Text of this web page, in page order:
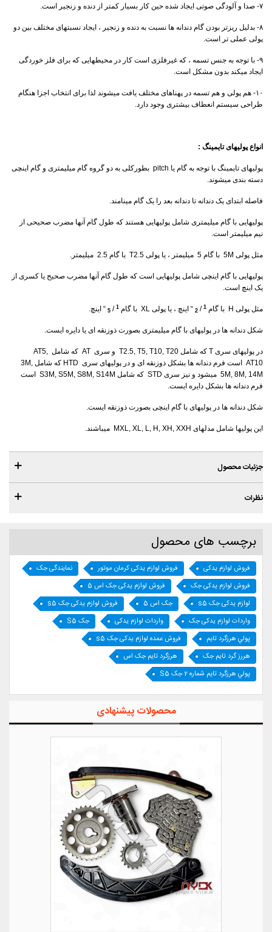
۷- صدا و آلودگی صوتی ایجاد شده حین کار بسیار کمتر از دنده و زنجیر است.
۸- بدلیل ریزتر بودن گام دندانه ها نسبت به دنده و زنجیر ، ایجاد نسبتهای مختلف بین دو
پولی عملی تر است.
۹- با توجه به جنس تسمه ، که غیرفلزی است کار در محیطهایی که برای فلز خوردگی
ایجاد میکند بدون مشکل است.
۱۰- هم پولی و هم تسمه در پهناهای مختلف یافت میشوند لذا برای انتخاب اجزا هنگام
طراحی سیستم انعطاف بیشتری وجود دارد.
انواع پولیهای تایمینگ :
پولیهای تایمینگ با توجه به گام یا pitch بطورکلی به دو گروه گام میلیمتری و گام اینچی
دسته بندی میشوند.
فاصله ابتدای یک دندانه تا دندانه بعد را یک گام مینامند.
پولیهایی با گام میلیمتری شامل پولیهایی هستند که طول گام آنها مضرب صحیحی از
نیم میلیمتر است.
مثل پولی 5M با گام 5 میلیمتر ، یا پولی T2.5 با گام 2.5 میلیمتر.
پولیهایی با گام اینچی شامل پولیهایی است که طول گام آنها مضرب صحیح یا کسری از
یک اینچ است.
مثل پولی H با گام 1
/
2 “ اینچ ، یا پولی XL با گام 1
/
5 “ اینچ.
شکل دندانه ها در پولیهای با گام میلیمتری بصورت ذوزنقه ای یا دایره ایست.
در پولیهای سری T که شامل T2.5, T5, T10, T20 و سری AT که شامل AT5,
AT10 است فرم دندانه ها بشکل ذوزنقه ای و در پولیهای سری HTD که شامل 3M,
5M, 8M, 14M میشود و نیز سری STD که شامل S3M, S5M, S8M, S14M است
فرم دندانه ها بشکل دایره ایست.
شکل دندانه ها در پولیهای با گام اینچی بصورت ذوزنقه ایست.
این پولیها شامل مدلهای MXL, XL, L, H, XH, XXH میباشند.
جزئیات محصول
نظرات
برچسب های محصول
فروش لوازم یدکی فروش لوازم یدکی کرمان موتور
نمایندگی جک
فروش لوازم یدکی جک
فروش لوازم یدکی جک اس 5
لوازم یدکی جک s5
جک اس 5
فروش لوازم یدکی جک s5
واردات لوازم یدکی جک
واردات لوازم یدکی
جک S5
پولي هرزگرد تايم
فروش عمده لوازم یدکی جک s5
هررز گرد تایم جک
هرزگرد تایم جک اس
پولي هرزگرد تايم شماره 2 جک S5
محصولات پیشنهادی